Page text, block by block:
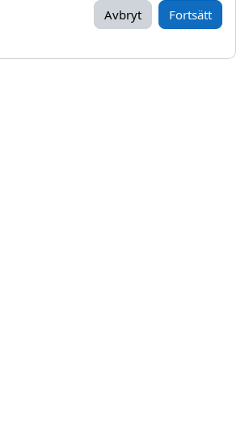
Avbryt Fortsätt